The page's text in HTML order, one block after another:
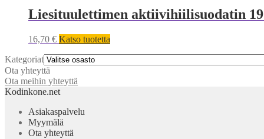
Liesituulettimen aktiivihiilisuodatin
16,70 € Katso tuotetta
Kategoriat
Ota yhteyttä
Ota meihin yhteyttä
Kodinkone.net
Asiakaspalvelu
Myymälä
Ota yhteyttä